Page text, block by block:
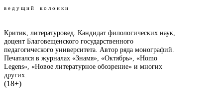
в е д у щ и й к о л о н к и
Критик, литературовед. Кандидат филологических наук,
доцент Благовещенского государственного
педагогического университета. Автор ряда монографий.
Печатался в журналах «Знамя», «Октябрь», «Homo
Legens», «Новое литературное обозрение» и многих
других.
(18+)